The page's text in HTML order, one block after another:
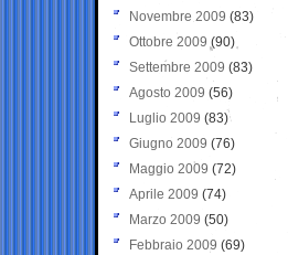
Novembre 2009 (83)
Ottobre 2009 (90)
Settembre 2009 (83)
Agosto 2009 (56)
Luglio 2009 (83)
Giugno 2009 (76)
Maggio 2009 (72)
Aprile 2009 (74)
Marzo 2009 (50)
Febbraio 2009 (69)